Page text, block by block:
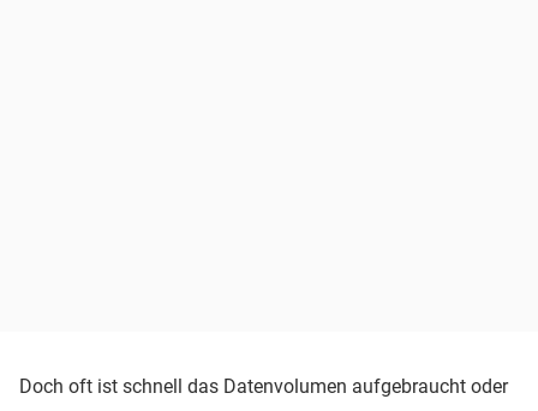
Doch oft ist schnell das Datenvolumen aufgebraucht oder